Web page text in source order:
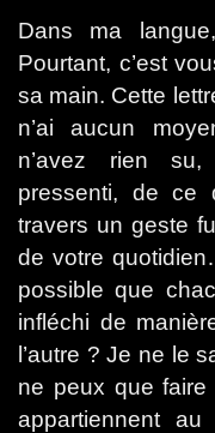
Dans ma
Pourtant, c’est
sa main. Cette
n’ai aucun
n’avez rien su,
pressenti, de ce
travers un geste
de votre
possible que
infléchi de
l’autre ? Je ne le
ne peux que
appartiennent